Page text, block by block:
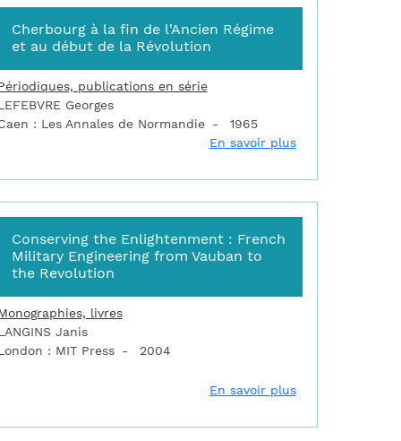
: bastion maritime du Cotentin
Cherbourg à la fin de l'Ancien Régime
et au début de la Révolution
publications en série
Georges
: Les Annales de Normandie
1965
En savoir plussur Cherbourg à
et accroître les peuples du royaume : Vauban et la
Conserving the Enlightenment : French
Military Engineering from Vauban to
the Revolution
livres
Janis
: MIT Press
2004
En savoir plussur Conserving